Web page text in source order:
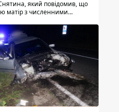
який повідомив, що
матір з численними
ці травми жінці